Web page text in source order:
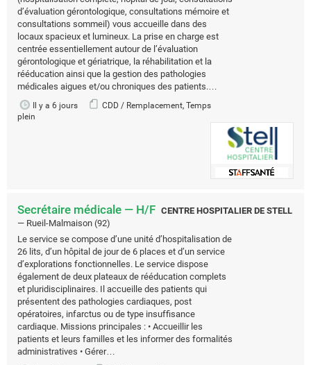
d’évaluation gérontologique, consultations mémoire et
consultations sommeil) vous accueille dans des
locaux spacieux et lumineux. La prise en charge est
centrée essentiellement autour de l’évaluation
gérontologique et gériatrique, la réhabilitation et la
rééducation ainsi que la gestion des pathologies
médicales aigues et/ou chroniques des patients.…
Il y a 6 jours
CDD / Remplacement, Temps
plein
Secrétaire médicale — H/F CENTRE HOSPITALIER DE STELL
— Rueil-Malmaison (92)
Le service se compose d’une unité d’hospitalisation de
26 lits, d’un hôpital de jour de 6 places et d’un service
d’explorations fonctionnelles. Le service dispose
également de deux plateaux de rééducation complets
et pluridisciplinaires. Il accueille des patients qui
présentent des pathologies cardiaques, post
opératoires, infarctus ou de type insuffisance
cardiaque. Missions principales : • Accueillir les
patients et leurs familles et les informer des formalités
administratives • Gérer…